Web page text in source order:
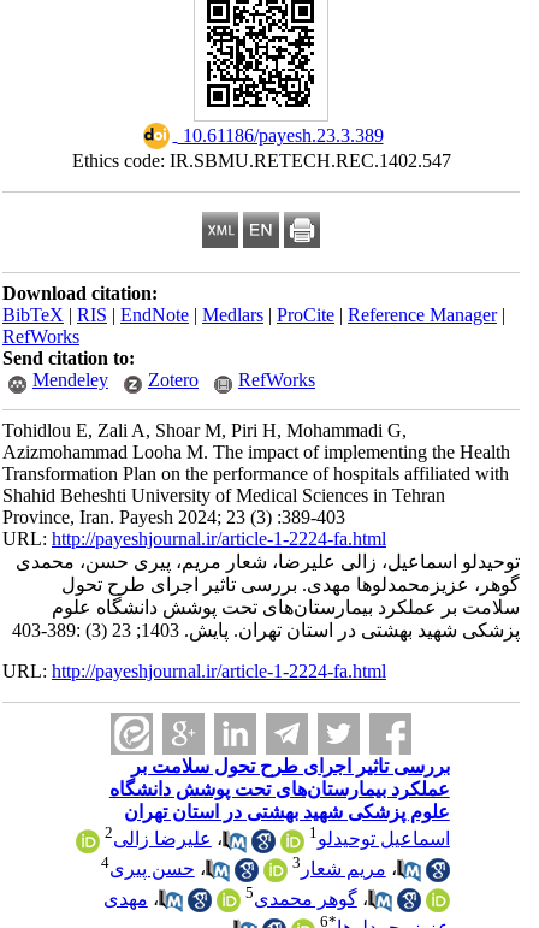
‎ 10.61186/payesh.23.3.389
Ethics code: IR.SBMU.RETECH.REC.1402.547
Download citation:
BibTeX|RIS|EndNote|Medlars|ProCite|Reference Manager
RefWorks
Send citation to:
Mendeley
Zotero RefWorks
Tohidlou E, Zali A, Shoar M, Piri H, Mohammadi G,
Azizmohammad Looha M. The impact of implementing the Health
Transformation Plan on the performance of hospitals affiliated with
Shahid Beheshti University of Medical Sciences in Tehran
Province, Iran. Payesh 2024; 23 (3) :389-403
URL:http://payeshjournal.ir/article-1-2224-fa.html
توحیدلو اسماعیل، زالی علیرضا، شعار مریم، پیری حسن، محمدی
گوهر، عزیزمحمدلوها مهدی. بررسی تاثیر اجرای طرح تحول
سلامت بر عملکرد بیمارستان‌های تحت پوشش دانشگاه علوم
پزشکی شهید بهشتی در استان تهران. پایش. 1403; 23 (3) :389-403
URL:http://payeshjournal.ir/article-1-2224-fa.html
بررسی تاثیر اجرای طرح تحول سلامت بر
عملکرد بیمارستان‌های تحت پوشش دانشگاه
علوم پزشکی شهید بهشتی در استان تهران
اسماعیل توحیدلو1 ،علیرضا زالی
،مریم شعار3 ،حسن پیری
،گوهر محمدی ،مهدی
*
6